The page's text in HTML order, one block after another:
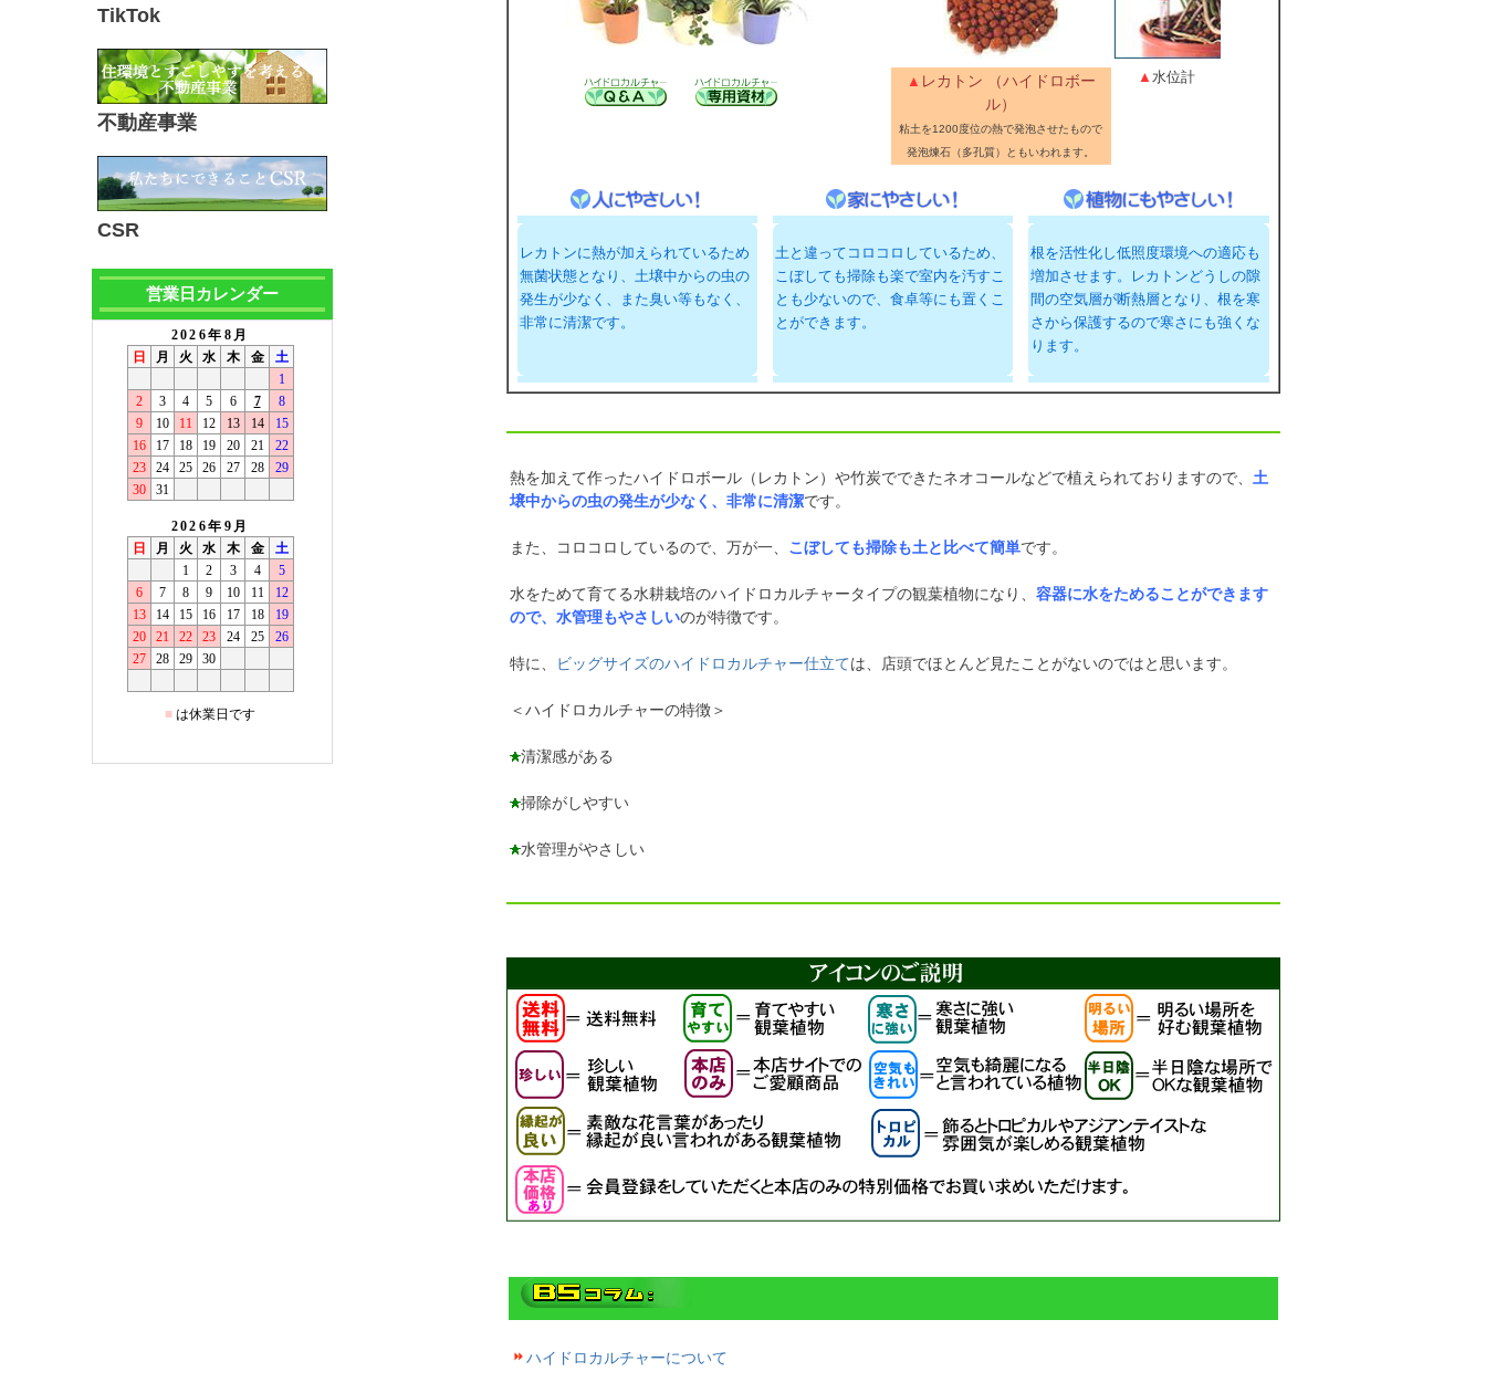
TikTok
不動産事業
CSR
営業日カレンダー
▲ 水位計
▲ レカトン （ハイドロボー
ル）
粘土を1200度位の熱で発泡させたもので
発泡煉石（多孔質）ともいわれます。
レカトンに熱が加えられているため
無菌状態となり、土壌中からの虫の
発生が少なく、また臭い等もなく、
非常に清潔です。
土と違ってコロコロしているため、
こぼしても掃除も楽で室内を汚すこ
とも少ないので、食卓等にも置くこ
とができます。
根を活性化し低照度環境への適応も
増加させます。レカトンどうしの隙
間の空気層が断熱層となり、根を寒
さから保護するので寒さにも強くな
ります。
熱を加えて作ったハイドロボール（レカトン）や竹炭でできたネオコールなどで植えられておりますので、 土
壌中からの虫の発生が少なく、非常に清潔です。
また、コロコロしているので、万が一、 こぼしても掃除も土と比べて簡単です。
水をためて育てる水耕栽培のハイドロカルチャータイプの観葉植物になり、 容器に水をためることができます
ので、水管理もやさしいのが特徴です。
特に、 ビッグサイズのハイドロカルチャー仕立ては、店頭でほとんど見たことがないのではと思います。
＜ハイドロカルチャーの特徴＞
清潔感がある
掃除がしやすい
水管理がやさしい
ハイドロカルチャーについて